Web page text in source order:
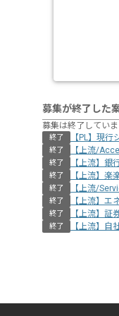
募集が終了した
募集は終了してい
終了 【PL】現
終了 【上流/
終了 【上流】銀
終了 【上流】楽
終了 【上流/
終了 【上流】エ
終了 【上流】証
終了 【上流】自